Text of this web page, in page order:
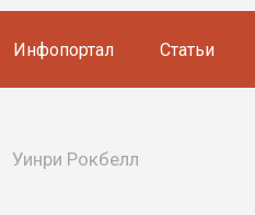
Инфопортал Статьи
Уинри Рокбелл